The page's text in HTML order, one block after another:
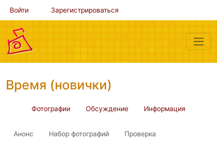
Войти Зарегистрироваться
Время (новички)
Фотографии Обсуждение Информация
Анонс Набор фотографий Проверка